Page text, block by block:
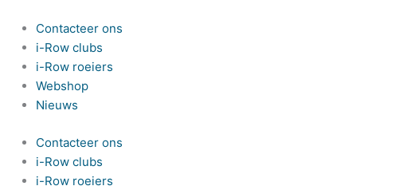
naar
inhoud
Contacteer ons
i-Row clubs
i-Row roeiers
Webshop
Nieuws
Contacteer ons
i-Row clubs
i-Row roeiers